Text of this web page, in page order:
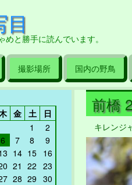
目
めと勝手に読んでいます。
撮影場所 国内の野鳥
金 土
日
1
2
6 7 8
9
14 15 16
21 22 23
28 29 30
前橋
キレンジ